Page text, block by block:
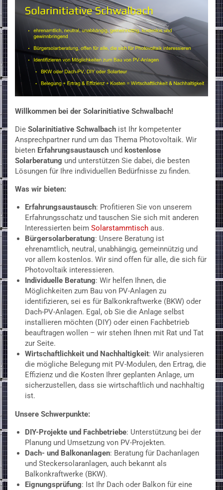
Willkommen bei der Solarinitiative Schwalbach!
Die Solarinitiative Schwalbach ist Ihr kompetenter
Ansprechpartner rund um das Thema Photovoltaik. Wir
bieten Erfahrungsaustausch und kostenlose
Solarberatung und unterstützen Sie dabei, die besten
Lösungen für Ihre individuellen Bedürfnisse zu finden.
Was wir bieten:
Erfahrungsaustausch: Profitieren Sie von unserem
Erfahrungsschatz und tauschen Sie sich mit anderen
Interessierten beim Solarstammtisch aus.
Bürgersolarberatung: Unsere Beratung ist
ehrenamtlich, neutral, unabhängig, gemeinnützig und
vor allem kostenlos. Wir sind offen für alle, die sich für
Photovoltaik interessieren.
Individuelle Beratung: Wir helfen Ihnen, die
Möglichkeiten zum Bau von PV-Anlagen zu
identifizieren, sei es für Balkonkraftwerke (BKW) oder
Dach-PV-Anlagen. Egal, ob Sie die Anlage selbst
installieren möchten (DIY) oder einen Fachbetrieb
beauftragen wollen – wir stehen Ihnen mit Rat und Tat
zur Seite.
Wirtschaftlichkeit und Nachhaltigkeit: Wir analysieren
die mögliche Belegung mit PV-Modulen, den Ertrag, die
Effizienz und die Kosten Ihrer geplanten Anlage, um
sicherzustellen, dass sie wirtschaftlich und nachhaltig
ist.
Unsere Schwerpunkte:
DIY-Projekte und Fachbetriebe: Unterstützung bei der
Planung und Umsetzung von PV-Projekten.
Dach- und Balkonanlagen: Beratung für Dachanlagen
und Steckersolaranlagen, auch bekannt als
Balkonkraftwerke (BKW).
Eignungsprüfung: Ist Ihr Dach oder Balkon für eine